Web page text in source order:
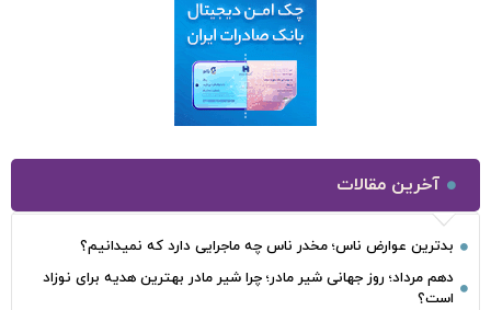
آخرین مقالات
بدترین عوارض ناس؛ مخدر ناس چه ماجرایی دارد که نمیدانیم؟
دهم مرداد؛ روز جهانی شیر مادر؛ چرا شیر مادر بهترین هدیه برای نوزاد
است؟